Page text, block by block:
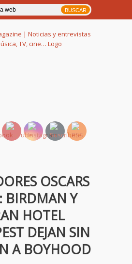
OSCARS
BIRDMAN Y
HOTEL
DEJAN SIN
A BOYHOOD